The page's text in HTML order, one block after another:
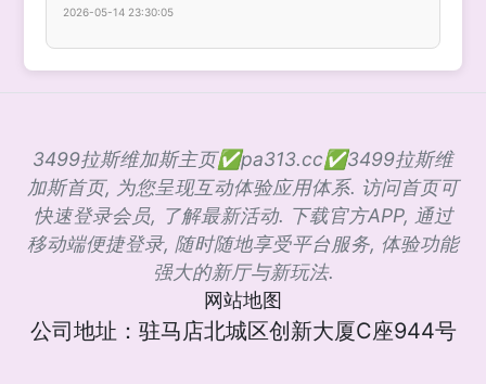
2026-05-14 23:30:05
3499拉斯维加斯主页✅pa313.cc✅3499拉斯维
加斯首页, 为您呈现互动体验应用体系. 访问首页可
快速登录会员, 了解最新活动. 下载官方APP, 通过
移动端便捷登录, 随时随地享受平台服务, 体验功能
强大的新厅与新玩法.
网站地图
公司地址：驻马店北城区创新大厦C座944号